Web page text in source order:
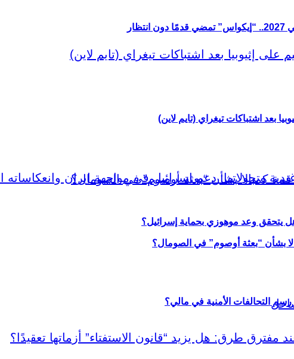
بعد اشتباكات تيغراي (تايم لاين)
هل يتحقق وعد موهوزي بحماية إسرائيل؟
رسم التحالفات الأمنية في مالي؟